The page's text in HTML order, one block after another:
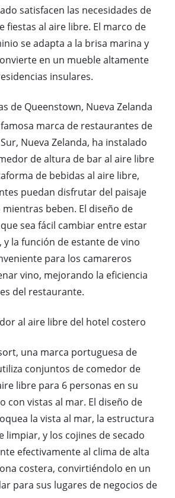
satisfacen las necesidades de
fiestas al aire libre. El marco de
se adapta a la brisa marina y
en un mueble altamente
insulares.
de Queenstown, Nueva Zelanda
marca de restaurantes de
Nueva Zelanda, ha instalado
de altura de bar al aire libre
de bebidas al aire libre,
puedan disfrutar del paisaje
mientras beben. El diseño de
sea fácil cambiar entre estar
y la función de estante de vino
para los camareros
vino, mejorando la eficiencia
del restaurante.
al aire libre del hotel costero
una marca portuguesa de
conjuntos de comedor de
libre para 6 personas en su
con vistas al mar. El diseño de
la vista al mar, la estructura
limpiar, y los cojines de secado
efectivamente al clima de alta
costera, convirtiéndolo en un
para sus lugares de negocios de